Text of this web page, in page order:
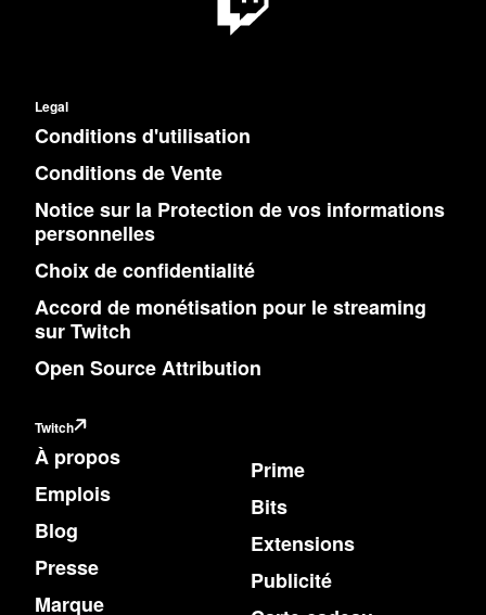
Legal
Conditions d'utilisation
Conditions de Vente
Notice sur la Protection de vos informations
personnelles
Choix de confidentialité
Accord de monétisation pour le streaming
sur Twitch
Open Source Attribution
Twitch
À propos
Emplois
Blog
Presse
Marque
Prime
Bits
Extensions
Publicité